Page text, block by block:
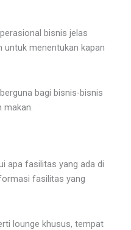
bisnis jelas
untuk menentukan kapan
bagi bisnis-bisnis
makan.
apa fasilitas yang ada di
fasilitas yang
lounge khusus, tempat